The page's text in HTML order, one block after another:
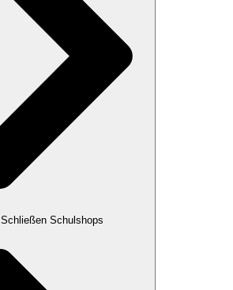
Schließen Schulshops